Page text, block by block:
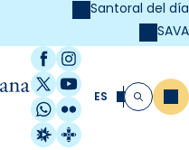
Santoral del día
SAVA
Facebook
Instagram
X / Twitter
YouTube
WhatsApp
Flickr
Radio Estel
Catalunya
ES Buscar